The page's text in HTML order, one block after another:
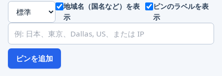
地域名（国名など）を表
示
ピンのラベルを表
示
ピンを追加